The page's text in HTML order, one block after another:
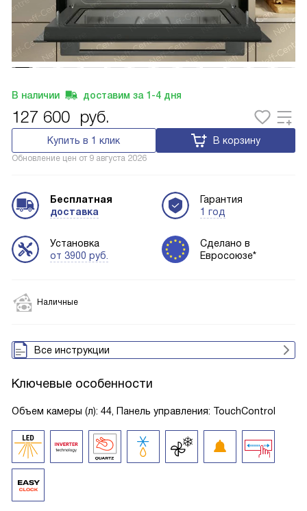
В наличии доставим за 1-4 дня
127 600 руб.
Купить в 1 клик В корзину
Обновление цен от 9 августа 2026
Бесплатная
доставка
Установка
от 3900 руб.
Гарантия
1 год
Сделано в
Евросоюзе*
Наличные
Все инструкции
Ключевые особенности
Объем камеры (л): 44, Панель управления: TouchControl